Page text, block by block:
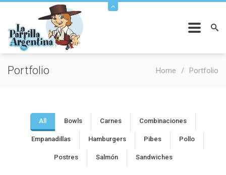
Portfolio Home Portfolio
All Bowls Carnes Combinaciones
Empanadillas Hamburgers Pibes Pollo
Postres Salmón Sandwiches